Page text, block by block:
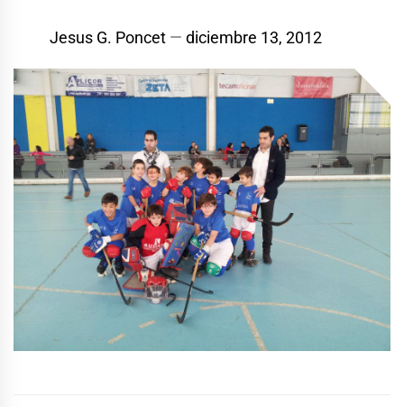
Jesus G. Poncet diciembre 13, 2012